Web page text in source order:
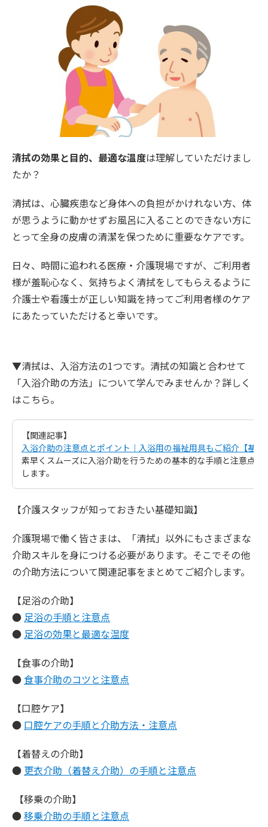
清拭の効果と目的、最適な温度は理解していただけまし
たか？
清拭は、心臓疾患など身体への負担がかけれない方、体
が思うように動かせずお風呂に入ることのできない方に
とって全身の皮膚の清潔を保つために重要なケアです。
日々、時間に追われる医療・介護現場ですが、ご利用者
様が羞恥心なく、気持ちよく清拭をしてもらえるように
介護士や看護士が正しい知識を持ってご利用者様のケア
にあたっていただけると幸いです。
▼清拭は、入浴方法の1つです。清拭の知識と合わせて
「入浴介助の方法」について学んでみませんか？詳しく
はこちら。
【関連記事】
入浴介助の注意点とポイント｜入浴用の福祉用具もご紹介【基礎
素早くスムーズに入浴介助を行うための基本的な手順と注意点
します。
【介護スタッフが知っておきたい基礎知識】
介護現場で働く皆さまは、「清拭」以外にもさまざまな
介助スキルを身につける必要があります。そこでその他
の介助方法について関連記事をまとめてご紹介します。
【足浴の介助】
● 足浴の手順と注意点
● 足浴の効果と最適な温度
【食事の介助】
●食事介助のコツと注意点
【口腔ケア】
● 口腔ケアの手順と介助方法・注意点
【着替えの介助】
● 更衣介助（着替え介助）の手順と注意点
【移乗の介助】
●移乗介助の手順と注意点